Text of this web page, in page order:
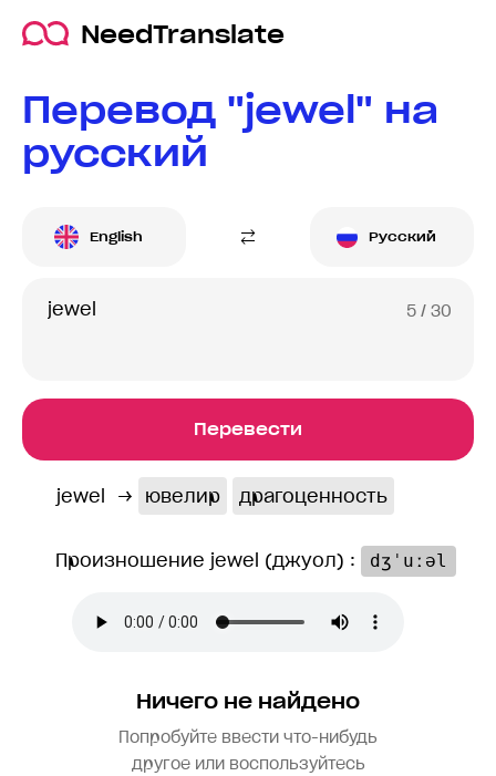
NeedTranslate
Перевод "jewel" на
русский
English Русский
5 / 30
Перевести
jewel → ювелир драгоценность
Произношение jewel (джуол) : dʒˈuːəl
Ничего не найдено
Попробуйте ввести что-нибудь
другое или воспользуйтесь